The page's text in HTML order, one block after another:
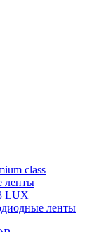
class
ленты
LUX
ленты